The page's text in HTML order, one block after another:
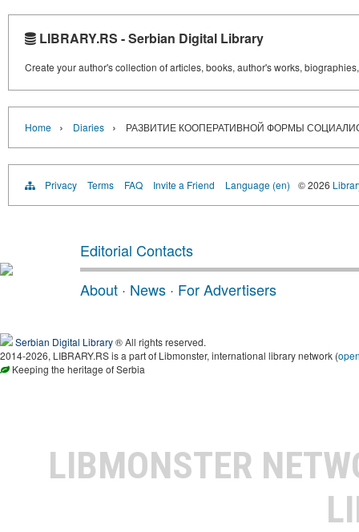
LIBRARY.RS - Serbian Digital Library
Create your author's collection of articles, books, author's works,
Home › Diaries › РАЗВИТИЕ КООПЕРАТИВНОЙ ФОРМЫ
Privacy Terms FAQ Invite a Friend Language (en) © 2026
Editorial Contacts
About · News · For Advertisers
Serbian Digital Library® All rights reserved.
2014-2026, LIBRARY.RS is a part of Libmonster, international library network (
Keeping the heritage of Serbia
LIBMONSTER